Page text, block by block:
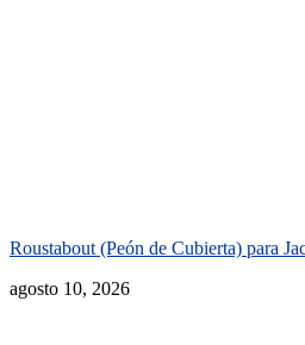
Roustabout (Peón de Cubierta) para
agosto 10, 2026